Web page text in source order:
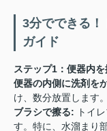
3分でできる！
ガイド
ステップ1：便器内を
便器の内側に洗剤を
け、数分放置します。
ブラシで擦る: トイ
す。特に、水溜まり